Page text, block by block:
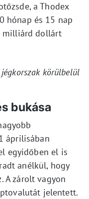
a Thodex
hónap és 15 nap
milliárd dollárt
körülbelül
bukása
áprilisában
egyidőben el is
anélkül, hogy
A zárolt vagyon
jelentett.